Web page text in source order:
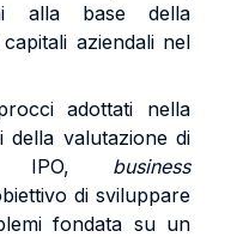
alla base della
aziendali nel
adottati nella
della valutazione di
IPO, business
di sviluppare
fondata su un